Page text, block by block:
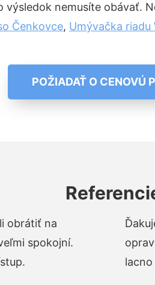
výsledok nemusíte obávať.
Čenkovce, Umývačka
POŽIADAŤ O CENOVÚ
obrátiť na
spokojní.